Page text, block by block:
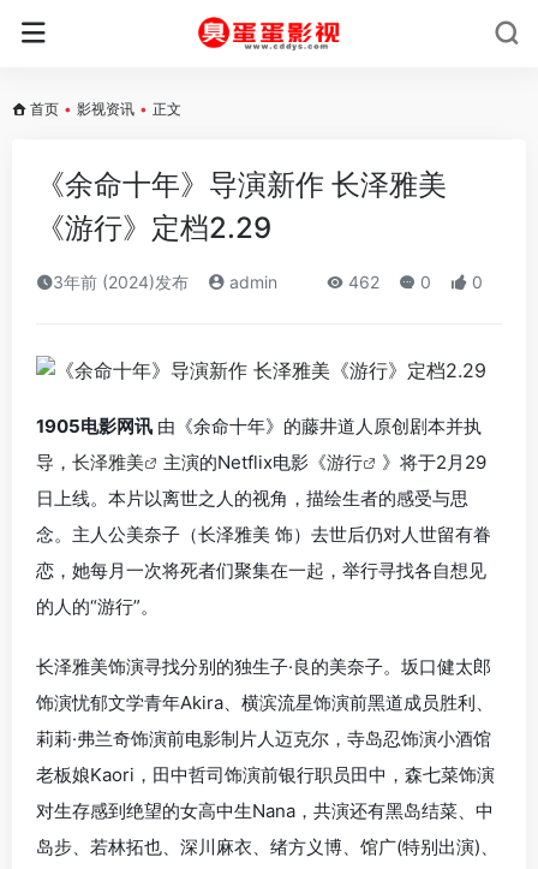
首页 • 影视资讯 • 正文
《余命十年》导演新作 长泽雅美
《游行》定档2.29
3年前 (2024)发布 admin 462 0 0
1905电影网讯 由《余命十年》的藤井道人原创剧本并执
导， 长泽雅美 主演的Netflix电影《游行
》将于2月29
日上线。本片以离世之人的视角，描绘生者的感受与思
念。主人公美奈子（长泽雅美 饰）去世后仍对人世留有眷
恋，她每月一次将死者们聚集在一起，举行寻找各自想见
的人的“游行”。
长泽雅美饰演寻找分别的独生子·良的美奈子。坂口健太郎
饰演忧郁文学青年Akira、横滨流星饰演前黑道成员胜利、
莉莉·弗兰奇饰演前电影制片人迈克尔，寺岛忍饰演小酒馆
老板娘Kaori，田中哲司饰演前银行职员田中，森七菜饰演
对生存感到绝望的女高中生Nana，共演还有黑岛结菜、中
岛步、若林拓也、深川麻衣、绪方义博、馆广(特别出演)、